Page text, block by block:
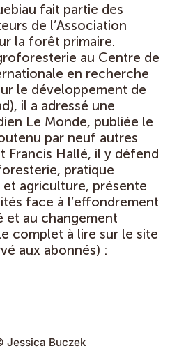
fait partie des
de l’Association
la forêt primaire.
au Centre de
en recherche
le développement de
il a adressé une
Le Monde, publiée le
par neuf autres
Francis Hallé, il y défend
pratique
et agriculture, présente
face à l’effondrement
et au changement
complet à lire sur le site
aux abonnés) :
Jessica Buczek